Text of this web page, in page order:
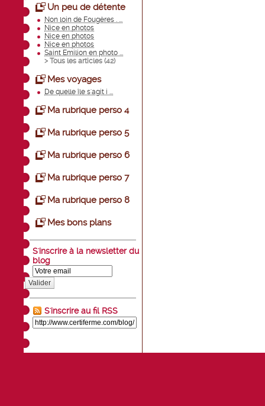
Un peu de détente
Non loin de Fougères . ...
Nice en photos
Nice en photos
Nice en photos
Saint Emilion en photo ...
> Tous les articles (42)
Mes voyages
De quelle île s'agit i ...
Ma rubrique perso 4
Ma rubrique perso 5
Ma rubrique perso 6
Ma rubrique perso 7
Ma rubrique perso 8
Mes bons plans
S'inscrire à la newsletter du
blog
Valider
S'inscrire au fil RSS